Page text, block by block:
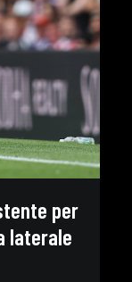
per
laterale